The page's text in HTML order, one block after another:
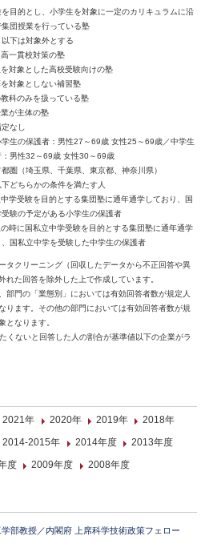
を目的とし、小学生を対象に一定のカリキュラムに沿
集団授業を行っている塾
下は対象外とする
一貫校対策の塾
対象とした高校受験向けの塾
対象としない補習塾
科のみを扱っている塾
が主体の塾
なし
学生の保護者：男性27～69歳 女性25～69歳／中学生
：男性32～69歳 女性30～69歳
圏（埼玉県、千葉県、東京都、神奈川県）
どちらかの条件を満たす人
学受験を目的とする集団塾に通年通学しており、国
受験の予定がある小学生の保護者
時に国私立中学受験を目的とする集団塾に通年通学
、国私立中学を受験した中学生の保護者
タクリーニング（回収したデータから不正回答や異
た回答を除外した上で作成しています。
門の「業態別」においては有効回答者数が規定人
ります。その他の部門においては有効回答者数が規
となります。
ないと回答した人の割合が基準値以下の企業がラ
2021年 2020年 2019年
2018年
2014-2015年 2014年度
2013年度
度 2009年度 2008年度
部教授／内閣府 上席科学技術政策フェロー